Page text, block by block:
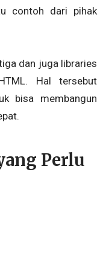
contoh dari pihak
dan juga libraries
Hal tersebut
bisa membangun
Perlu